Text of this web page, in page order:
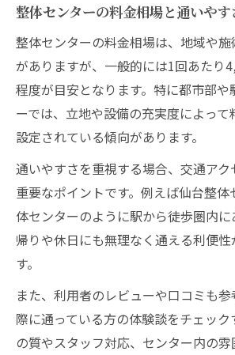
整体センター利用時に動きや
整体の着替え事情と更衣室
説
整体センターで恥ずかしく
自分に合う整体選びの見極め方を
説
整体の適応症状と自分に合
整体センターのスタッフ対応
法
整体センターの料金相場と通いやす
整体センターの料金相場は、地域や
がありますが、一般的には1回あたり
程度が目安となります。特に都市部や
ーでは、立地や設備の充実度によっ
設定されている傾向があります。
通いやすさを重視する場合、交通アク
重要なポイントです。例えば仙台整
体センターのように駅から徒歩圏内
帰りや休日にも無理なく通える利便
す。
また、利用者のレビューや口コミも
際に通っている方の体験談をチェッ
の質やスタッフ対応、センター内の